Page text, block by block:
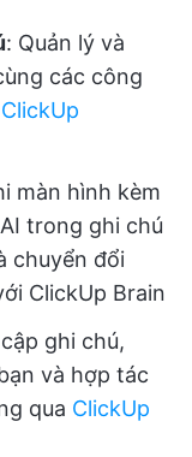
: Quản lý và
các công
ClickUp
màn hình kèm
trong ghi chú
chuyển đổi
ClickUp Brain
ghi chú,
và hợp tác
qua ClickUp